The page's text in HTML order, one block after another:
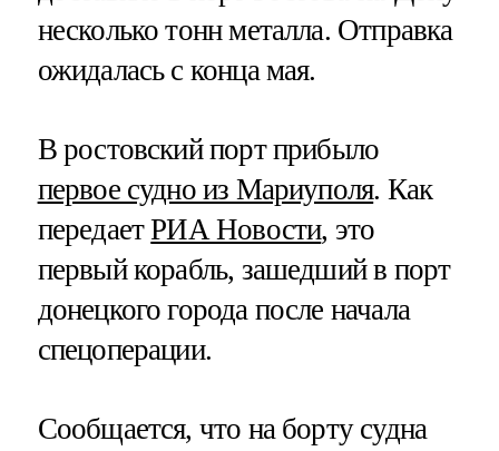
несколько тонн металла. Отправка
ожидалась с конца мая.
В ростовский порт прибыло
первое судно из Мариуполя. Как
передаетРИА Новости, это
первый корабль, зашедший в порт
донецкого города после начала
спецоперации.
Сообщается, что на борту судна